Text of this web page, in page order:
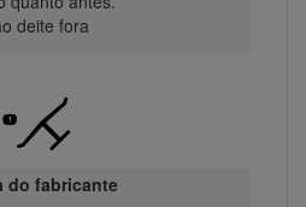
deite fora
do fabricante